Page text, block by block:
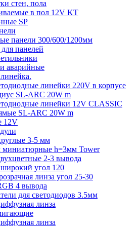
стен, пола
в пол 12V KT
SP
панели 300/600/1200мм
панелей
аварийные
линейки 220V в корпусе
SL-ARC 20W m
линейки 12V CLASSIC
SL-ARC 20W m
12V
3-5 мм
миниатюрные h=3мм Tower
2-3 вывода
угол 120
линза угол 25-30
4 вывода
для светодиодов 3.5мм
линза
линза